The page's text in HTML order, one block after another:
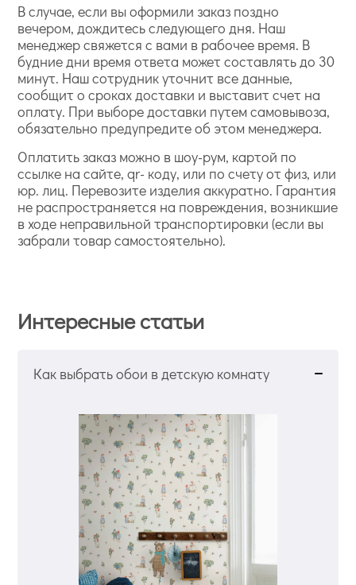
В случае, если вы оформили заказ поздно
вечером, дождитесь следующего дня. Наш
менеджер свяжется с вами в рабочее время. В
будние дни время ответа может составлять до 30
минут. Наш сотрудник уточнит все данные,
сообщит о сроках доставки и выставит счет на
оплату. При выборе доставки путем самовывоза,
обязательно предупредите об этом менеджера.
Оплатить заказ можно в шоу-рум, картой по
ссылке на сайте, qr- коду, или по счету от физ, или
юр. лиц. Перевозите изделия аккуратно. Гарантия
не распространяется на повреждения, возникшие
в ходе неправильной транспортировки (если вы
забрали товар самостоятельно).
Интересные статьи
Как выбрать обои в детскую комнату